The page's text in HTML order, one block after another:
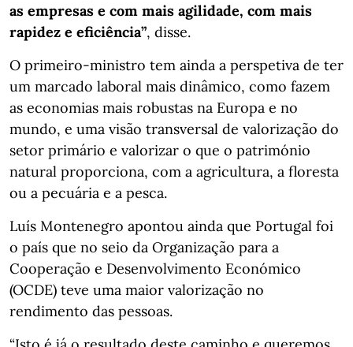
as empresas e com mais agilidade, com mais
rapidez e eficiência”, disse.
O primeiro-ministro tem ainda a perspetiva de ter
um marcado laboral mais dinâmico, como fazem
as economias mais robustas na Europa e no
mundo, e uma visão transversal de valorização do
setor primário e valorizar o que o património
natural proporciona, com a agricultura, a floresta
ou a pecuária e a pesca.
Luís Montenegro apontou ainda que Portugal foi
o país que no seio da Organização para a
Cooperação e Desenvolvimento Económico
(OCDE) teve uma maior valorização no
rendimento das pessoas.